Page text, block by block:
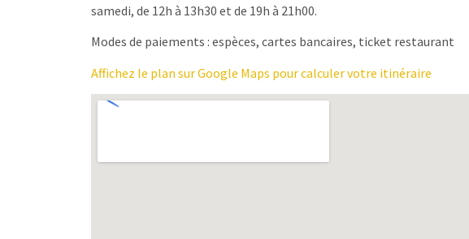
samedi, de 12h à 13h30 et de 19h à 21h00.
Modes de paiements : espèces, cartes bancaires, ticket restaurant
Affichez le plan sur Google Maps pour calculer votre itinéraire